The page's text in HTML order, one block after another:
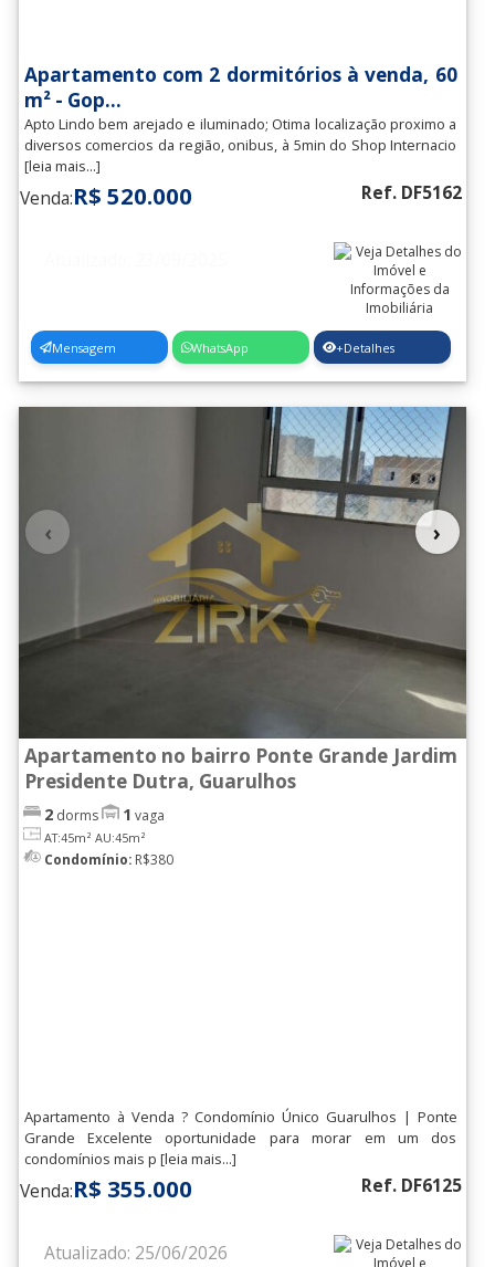
Apartamento com 2 dormitórios à venda, 60
m² - Gop...
Apto Lindo bem arejado e iluminado; Otima localização proximo a
diversos comercios da região, onibus, à 5min do Shop Internacio
[leia mais...]
Venda:R$ 520.000 Ref. DF5162
Mensagem WhatsApp +Detalhes
‹ ›
Apartamento no bairro Ponte Grande Jardim
Presidente Dutra, Guarulhos
2 dorms 1 vaga
AT:45m² AU:45m²
Condomínio: R$380
Apartamento à Venda ? Condomínio Único Guarulhos | Ponte
Grande Excelente oportunidade para morar em um dos
condomínios mais p [leia mais...]
Venda:R$ 355.000 Ref. DF6125
Atualizado: 25/06/2026